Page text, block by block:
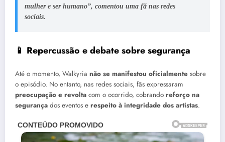
mulher e ser humano”, comentou uma fã nas redes
sociais.
📱 Repercussão e debate sobre segurança
Até o momento, Walkyria não se manifestou oficialmente sobre
o episódio. No entanto, nas redes sociais, fãs expressaram
preocupação e revolta com o ocorrido, cobrando reforço na
segurança dos eventos e respeito à integridade dos artistas.